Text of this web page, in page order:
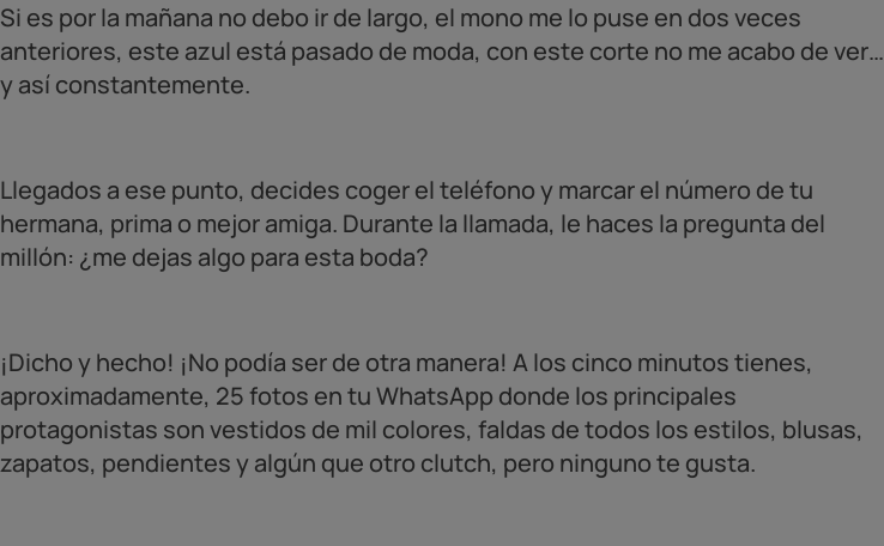
Si es por la mañana no debo ir de largo, el mono me lo puse en dos veces
anteriores, este azul está pasado de moda, con este corte no me acabo de ver…
y así constantemente.
Llegados a ese punto, decides coger el teléfono y marcar el número de tu
hermana, prima o mejor amiga. Durante la llamada, le haces la pregunta del
millón: ¿me dejas algo para esta boda?
¡Dicho y hecho! ¡No podía ser de otra manera! A los cinco minutos tienes,
aproximadamente, 25 fotos en tu WhatsApp donde los principales
protagonistas son vestidos de mil colores, faldas de todos los estilos, blusas,
zapatos, pendientes y algún que otro clutch, pero ninguno te gusta.